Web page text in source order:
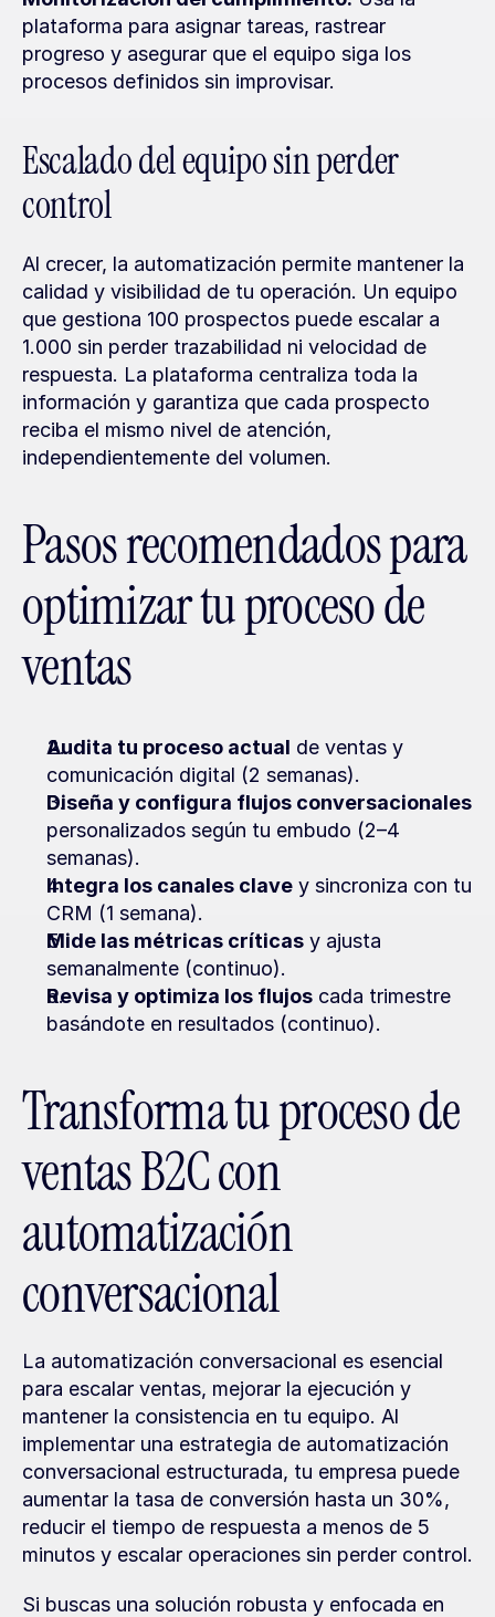
plataforma para asignar tareas, rastrear
progreso y asegurar que el equipo siga los
procesos definidos sin improvisar.
Escalado del equipo sin perder
control
Al crecer, la automatización permite mantener la
calidad y visibilidad de tu operación. Un equipo
que gestiona 100 prospectos puede escalar a
1.000 sin perder trazabilidad ni velocidad de
respuesta. La plataforma centraliza toda la
información y garantiza que cada prospecto
reciba el mismo nivel de atención,
independientemente del volumen.
Pasos recomendados para
optimizar tu proceso de
ventas
Audita tu proceso actual de ventas y
comunicación digital (2 semanas).
Diseña y configura flujos conversacionales
personalizados según tu embudo (2–4
semanas).
Integra los canales clave y sincroniza con tu
CRM (1 semana).
Mide las métricas críticas y ajusta
semanalmente (continuo).
Revisa y optimiza los flujos cada trimestre
basándote en resultados (continuo).
Transforma tu proceso de
ventas B2C con
automatización
conversacional
La automatización conversacional es esencial
para escalar ventas, mejorar la ejecución y
mantener la consistencia en tu equipo. Al
implementar una estrategia de automatización
conversacional estructurada, tu empresa puede
aumentar la tasa de conversión hasta un 30%,
reducir el tiempo de respuesta a menos de 5
minutos y escalar operaciones sin perder control.
Si buscas una solución robusta y enfocada en